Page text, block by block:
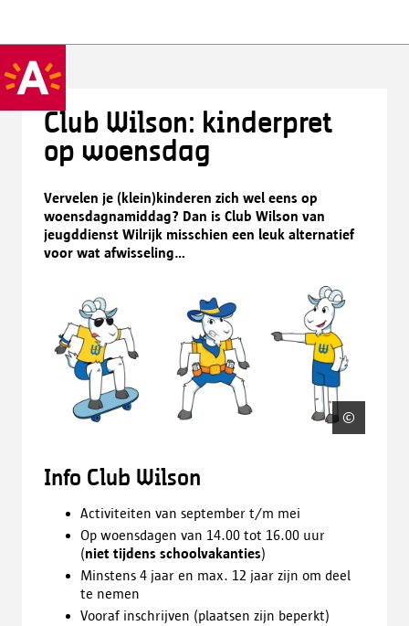
Club Wilson: kinderpret
op woensdag
Vervelen je (klein)kinderen zich wel eens op
woensdagnamiddag? Dan is Club Wilson van
jeugddienst Wilrijk misschien een leuk alternatief
voor wat afwisseling...
©
Info Club Wilson
Activiteiten van september t/m mei
Op woensdagen van 14.00 tot 16.00 uur
(niet tijdens schoolvakanties)
Minstens 4 jaar en max. 12 jaar zijn om deel
te nemen
Vooraf inschrijven (plaatsen zijn beperkt)